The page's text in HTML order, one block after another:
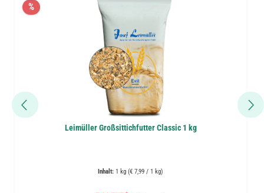
%
Leimüller Großsittichfutter Classic 1 kg
Inhalt: 1 kg (€ 7,99 / 1 kg)